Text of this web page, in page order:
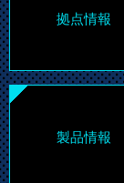
拠点情報
製品情報